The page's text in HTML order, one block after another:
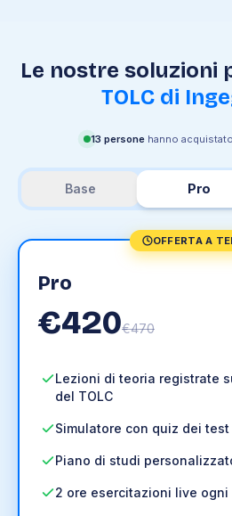
Le nostre soluzioni
TOLC di
13 persone hanno
Base Pro
OFFERTA A
Pro
€420€470
Lezioni di teoria registrate
del TOLC
Simulatore con quiz dei test
Piano di studi
2 ore esercitazioni live ogni